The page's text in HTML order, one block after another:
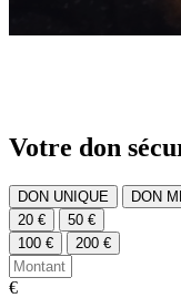
Votre don
DON UNIQUE
DON
20 €
50 €
100 €
200 €
€